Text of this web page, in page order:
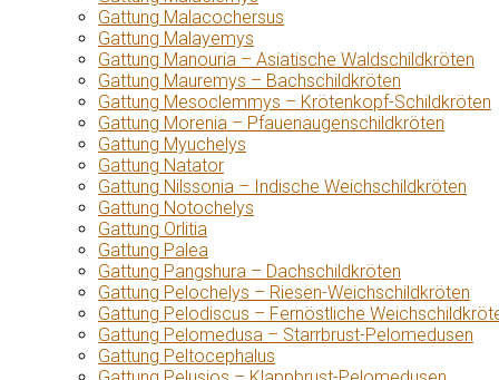
Gattung Malacochersus
Gattung Malayemys
Gattung Manouria – Asiatische Waldschildkröten
Gattung Mauremys – Bachschildkröten
Gattung Mesoclemmys – Krötenkopf-Schildkröten
Gattung Morenia – Pfauenaugenschildkröten
Gattung Myuchelys
Gattung Natator
Gattung Nilssonia – Indische Weichschildkröten
Gattung Notochelys
Gattung Orlitia
Gattung Palea
Gattung Pangshura – Dachschildkröten
Gattung Pelochelys – Riesen-Weichschildkröten
Gattung Pelodiscus – Fernöstliche
Gattung Pelomedusa – Starrbrust-Pelomedusen
Gattung Peltocephalus